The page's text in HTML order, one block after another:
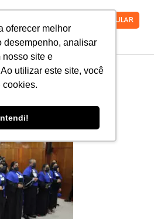
oferecer melhor
desempenho, analisar
nosso site e
utilizar este site, você
cookies.
VESTIBULAR